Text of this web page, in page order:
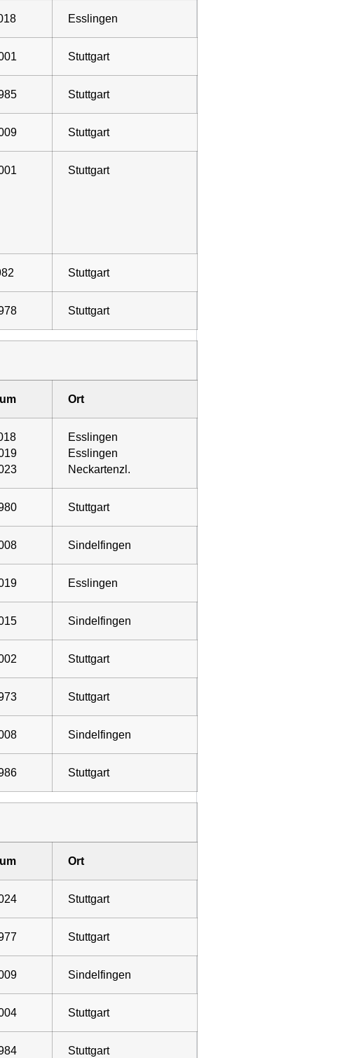
Esslingen
Stuttgart
Stuttgart
Stuttgart
Stuttgart
Stuttgart
Stuttgart
Ort
Esslingen
Esslingen
Neckartenzl.
Stuttgart
Sindelfingen
Esslingen
Sindelfingen
Stuttgart
Stuttgart
Sindelfingen
Stuttgart
Ort
Stuttgart
Stuttgart
Sindelfingen
Stuttgart
Stuttgart